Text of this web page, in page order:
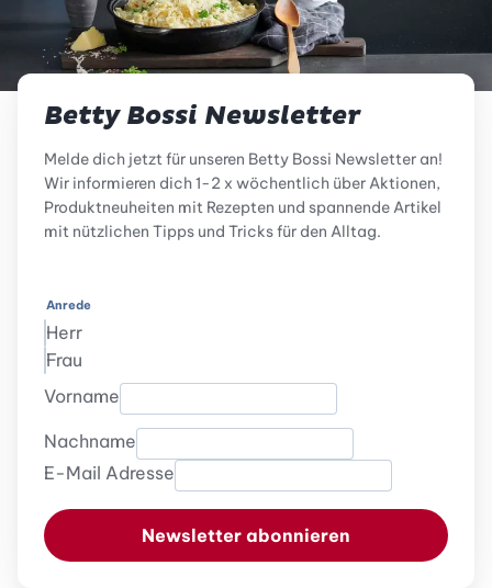
Betty Bossi Newsletter
Melde dich jetzt für unseren Betty Bossi Newsletter an!
Wir informieren dich 1-2 x wöchentlich über Aktionen,
Produktneuheiten mit Rezepten und spannende Artikel
mit nützlichen Tipps und Tricks für den Alltag.
Anrede
Herr
Frau
Vorname
Nachname
E-Mail Adresse
Newsletter abonnieren